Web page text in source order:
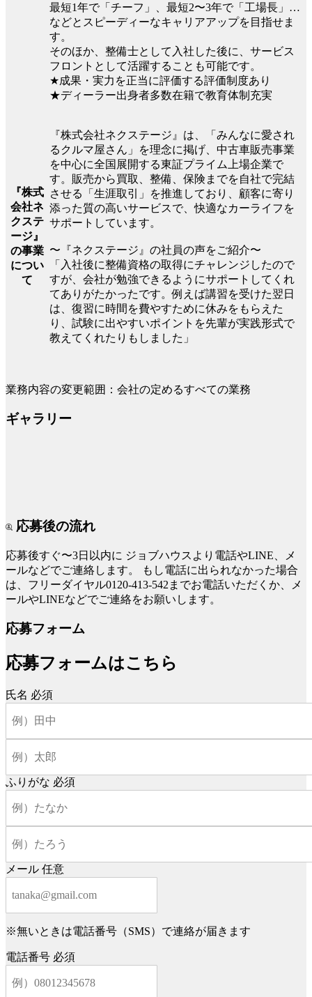
最短1年で「チーフ」、最短2〜3年で「工場長」…
などとスピーディーなキャリアアップを目指せま
す。
そのほか、整備士として入社した後に、サービス
フロントとして活躍することも可能です。
★成果・実力を正当に評価する評価制度あり
★ディーラー出身者多数在籍で教育体制充実
『株式
会社ネ
クステ
ージ』
の事業
につい
て
『株式会社ネクステージ』は、「みんなに愛され
るクルマ屋さん」を理念に掲げ、中古車販売事業
を中心に全国展開する東証プライム上場企業で
す。販売から買取、整備、保険までを自社で完結
させる「生涯取引」を推進しており、顧客に寄り
添った質の高いサービスで、快適なカーライフを
サポートしています。
〜『ネクステージ』の社員の声をご紹介〜
「入社後に整備資格の取得にチャレンジしたので
すが、会社が勉強できるようにサポートしてくれ
てありがたかったです。例えば講習を受けた翌日
は、復習に時間を費やすために休みをもらえた
り、試験に出やすいポイントを先輩が実践形式で
教えてくれたりもしました」
業務内容の変更範囲：会社の定めるすべての業務
ギャラリー
応募後の流れ
応募後すぐ〜3日以内に ジョブハウスより電話やLINE、メ
ールなどでご連絡します。
もし電話に出られなかった場合
は、フリーダイヤル0120-413-542までお電話いただくか、メ
ールやLINEなどでご連絡をお願いします。
応募フォーム
応募フォームはこちら
氏名 必須
ふりがな 必須
メール 任意
※無いときは電話番号（SMS）で連絡が届きます
電話番号 必須